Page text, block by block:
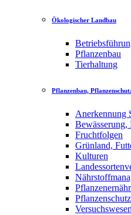
Ökologischer Landbau
Pflanzenbau
Tierhaltung
Pflanzenbau,
Anerkennung
Bewässerung,
Fruchtfolgen
Grünland,
Kulturen
Pflanzenschutz
Versuchswesen